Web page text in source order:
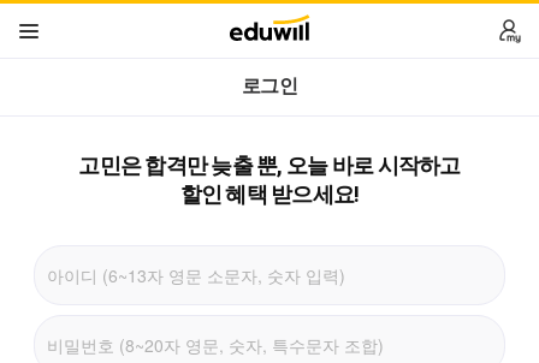
로그인
고민은 합격만 늦출 뿐, 오늘 바로 시작하고
할인 혜택 받으세요!